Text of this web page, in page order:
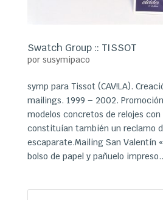
Swatch Group :: TISSOT
por susymipaco
symp para Tissot (CAV!LA).
mailings. 1999 – 2002.
modelos concretos de relojes
constituían también un reclamo
escaparate.Mailing San Valentín
bolso de papel y pañuelo